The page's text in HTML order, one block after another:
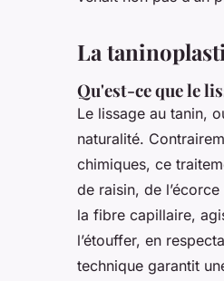
8 min de lecture
La
Qu'est-ce que le
Le lissage au tanin,
naturalité.
chimiques, ce
de raisin, de
la fibre capillaire,
l’étouffer, en
technique garantit